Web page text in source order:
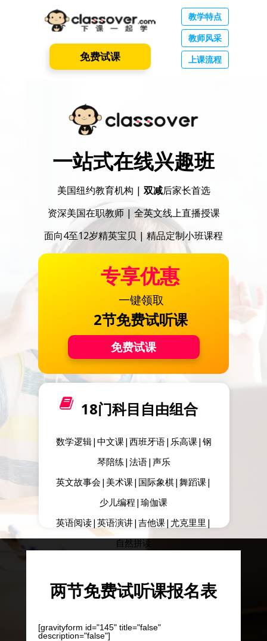
教学特点
教师风采
上课流程
免费试课
美国纽约教育机构 | 双减后家长首选
资深美国在职教师 | 全英文线上直播授课
面向4至12岁精英宝贝 | 精品定制小班课程
一站式在线兴趣班
18门科目自由组合
一键领取
免费试课
2节免费试听课
专享优惠
数学逻辑|中文课|西班牙语|乐高课|钢
琴陪练|法语|声乐
英文故事会|美术课|国际象棋|舞蹈课|
少儿编程|瑜伽课
英语阅读|英语演讲|吉他课|尤克里里|
自然拼读
两节免费试听课报名表
[gravityform id="145" title="false"
description="false"]